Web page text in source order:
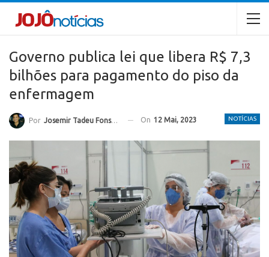
Governo publica lei que libera R$ 7,3
bilhões para pagamento do piso da
enfermagem
NOTÍCIAS
Por Josemir Tadeu Fonseca On 12 Mai, 2023